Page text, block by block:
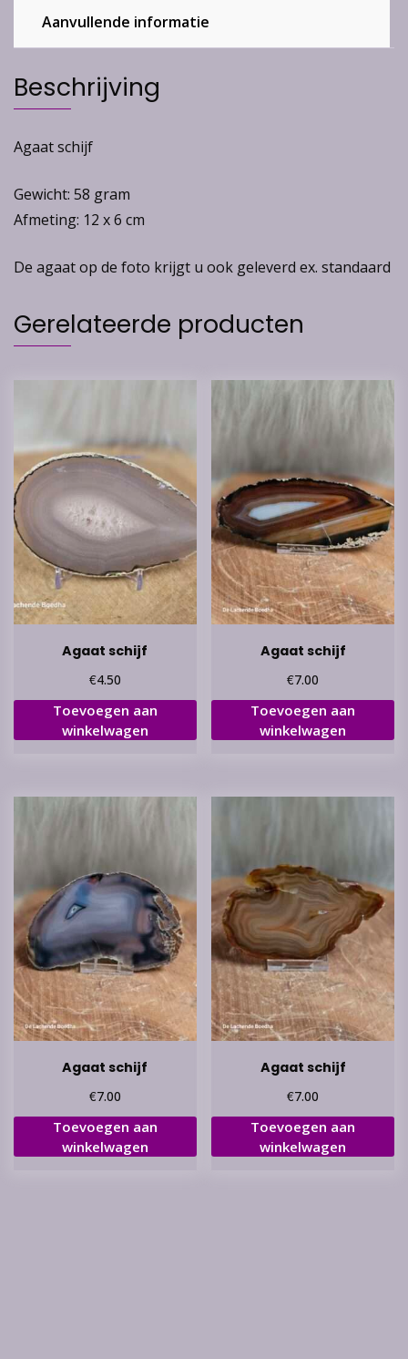
Aanvullende informatie
Beschrijving
Agaat schijf
Gewicht: 58 gram
Afmeting: 12 x 6 cm
De agaat op de foto krijgt u ook geleverd ex. standaard
Gerelateerde producten
Agaat schijf
€4.50
Toevoegen aan
winkelwagen
Agaat schijf
€7.00
Toevoegen aan
winkelwagen
Agaat schijf
€7.00
Toevoegen aan
winkelwagen
Agaat schijf
€7.00
Toevoegen aan
winkelwagen